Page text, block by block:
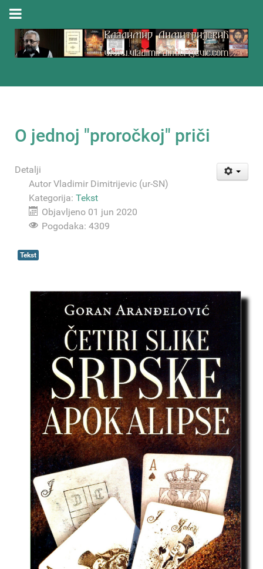
O jednoj "proročkoj" priči
Detalji
Autor Vladimir Dimitrijevic (ur-SN)
Kategorija: Tekst
Objavljeno 01 jun 2020
Pogodaka: 4309
Tekst